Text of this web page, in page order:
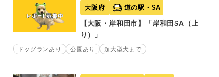
大阪府 道の駅・SA
【大阪・岸和田市】「岸和田SA（上
り）」
ドッグランあり 公園あり 超大型犬まで